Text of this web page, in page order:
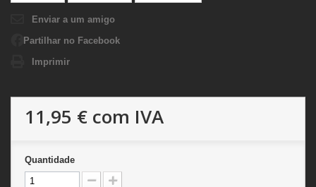
Enviar a um amigo
Partilhar no Facebook
Imprimir
11,95 € com IVA
Quantidade